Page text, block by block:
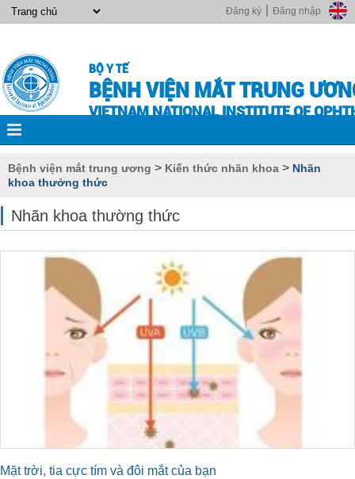
Đăng nhập
Đăng ký
BỘ Y TẾ
BỆNH VIỆN MẮT TRUNG
VIETNAM NATIONAL INSTITUTE OF
Bệnh viện mắt trung ương > Kiến thức nhãn khoa > Nhãn
khoa thưởng thức
Nhãn khoa thường thức
Mặt trời, tia cực tím và đôi mắt của bạn